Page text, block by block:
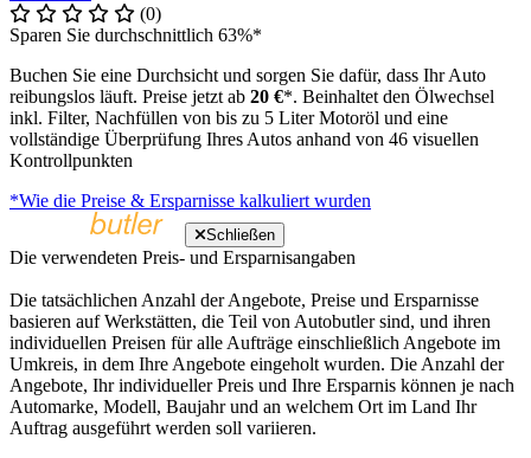
(0)
Sparen Sie durchschnittlich 63%*
Buchen Sie eine Durchsicht und sorgen Sie dafür, dass Ihr Auto
reibungslos läuft. Preise jetzt ab 20 €*. Beinhaltet den Ölwechsel
inkl. Filter, Nachfüllen von bis zu 5 Liter Motoröl und eine
vollständige Überprüfung Ihres Autos anhand von 46 visuellen
Kontrollpunkten
*Wie die Preise & Ersparnisse kalkuliert wurden
Schließen
Die verwendeten Preis- und Ersparnisangaben
Die tatsächlichen Anzahl der Angebote, Preise und Ersparnisse
basieren auf Werkstätten, die Teil von Autobutler sind, und ihren
individuellen Preisen für alle Aufträge einschließlich Angebote im
Umkreis, in dem Ihre Angebote eingeholt wurden. Die Anzahl der
Angebote, Ihr individueller Preis und Ihre Ersparnis können je nach
Automarke, Modell, Baujahr und an welchem Ort im Land Ihr
Auftrag ausgeführt werden soll variieren.